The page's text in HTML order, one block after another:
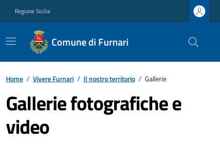
Regione Sicilia
Comune di Furnari
Home / Vivere Furnari / Il nostro territorio / Gallerie
Gallerie fotografiche e
video